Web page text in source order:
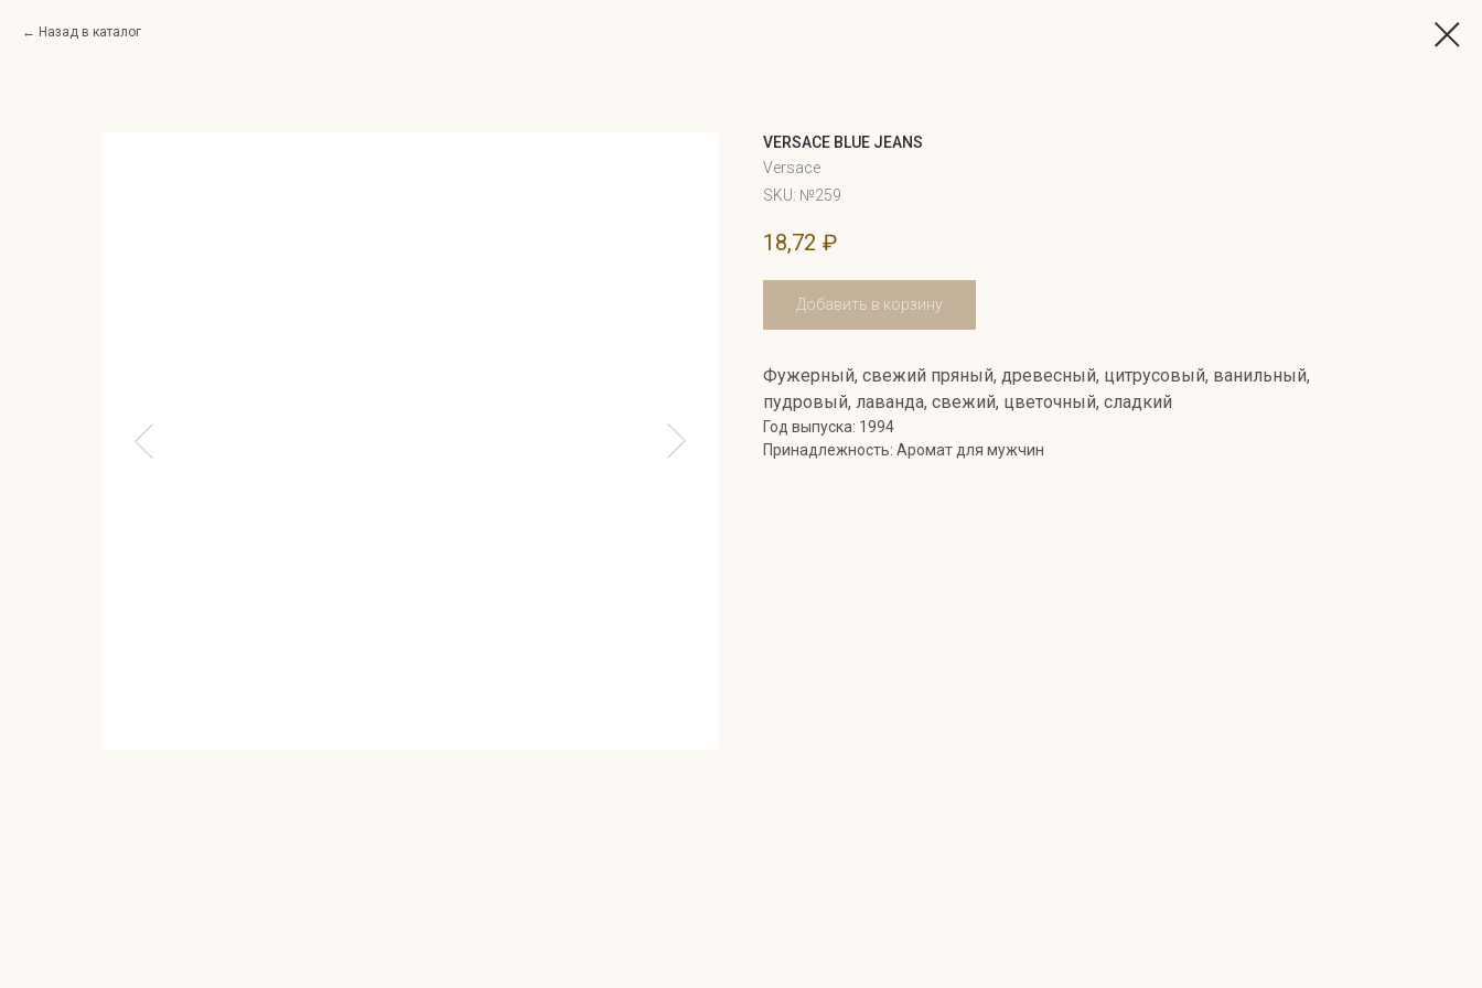
Назад в каталог
VERSACE BLUE JEANS
Versace
SKU: №259
18,72 ₽
Добавить в корзину
Фужерный, свежий пряный, древесный, цитрусовый, ванильный,
пудровый, лаванда, свежий, цветочный, сладкий
Год выпуска: 1994
Принадлежность: Аромат для мужчин